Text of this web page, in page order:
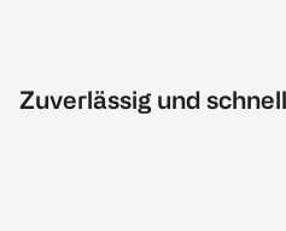
Zuverlässig und